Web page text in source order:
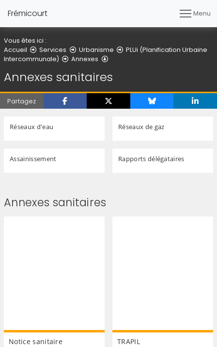
Frémicourt Menu
Vous êtes ici :
Accueil
Services Urbanisme
PLUi (Planification Urbaine
Intercommunale)
Annexes
Annexes sanitaires
Partagez
Réseaux d'eau Réseaux de gaz
Assainissement Rapports délégataires
Annexes sanitaires
Notice sanitaire TRAPIL